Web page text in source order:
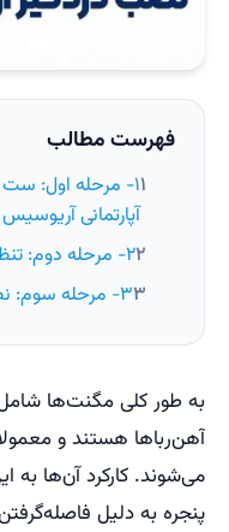
فهرست مطالب
۱- مرحله اول:
آپارتمانی آریوسیس
۲- مرحله دوم: تنظمیات نرم افزاری
۳- مرحله سوم: نصب بر روی درب و پنجره
به طور کلی مگنت‌ها
آهن‌رباها هستند و
می‌شوند. کارکرد آن‌ها به
پنجره به دلیل